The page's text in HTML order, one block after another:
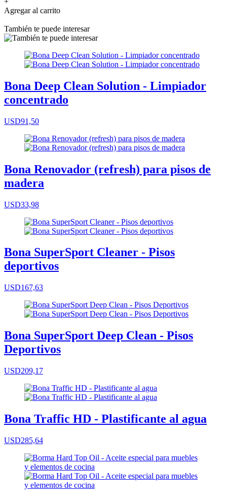
Agregar al carrito
También te puede interesar
Bona Deep Clean Solution - Limpiador
concentrado
USD91,50
Bona Renovador (refresh) para pisos de
madera
USD33,98
Bona SuperSport Cleaner - Pisos
deportivos
USD167,63
Bona SuperSport Deep Clean - Pisos
Deportivos
USD209,17
Bona Traffic HD - Plastificante al agua
USD285,64